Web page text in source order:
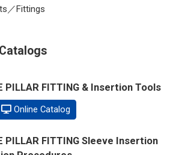
／Fittings
PILLAR FITTING & Insertion Tools
Online Catalog
PILLAR FITTING Sleeve Insertion